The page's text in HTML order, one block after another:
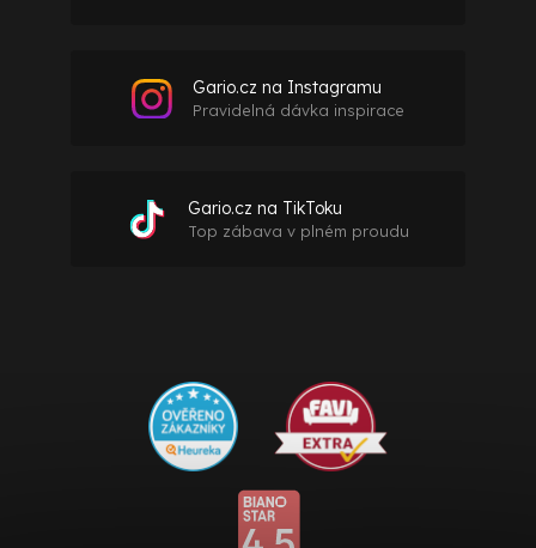
Gario.cz na Instagramu
Pravidelná dávka inspirace
Gario.cz na TikToku
Top zábava v plném proudu